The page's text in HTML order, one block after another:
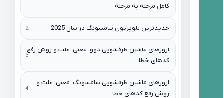
کامل مرحله به مرحله
جدیدترین تلویزیون سامسونگ در سال 2025
ارورهای ماشین ظرفشویی دوو، معنی، علت و روش رفع
کدهای خطا
ارورهای ماشین ظرفشویی سامسونگ؛ معنی، علت و
روش رفع کدهای خطا